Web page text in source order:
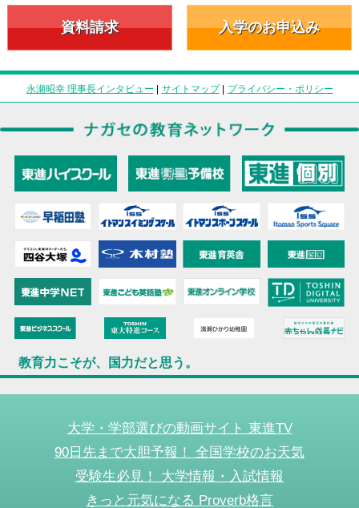
資料請求 入学のお申込み
永瀬昭幸 理事長インタビュー | サイトマップ| プライバシー・ポリシー
教育力こそが、国力だと思う。
大学・学部選びの動画サイト 東進TV
90日先まで大胆予報！ 全国学校のお天気
受験生必見！ 大学情報・入試情報
きっと元気になる Proverb格言